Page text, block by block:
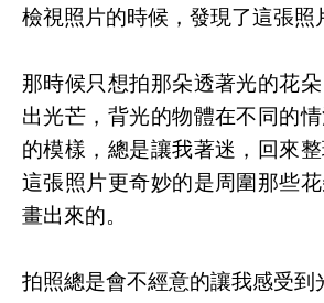
檢視照片的時候，發現了這張照
那時候只想拍那朵透著光的花
出光芒，背光的物體在不同的
的模樣，總是讓我著迷，回來
這張照片更奇妙的是周圍那些
畫出來的。
拍照總是會不經意的讓我感受到